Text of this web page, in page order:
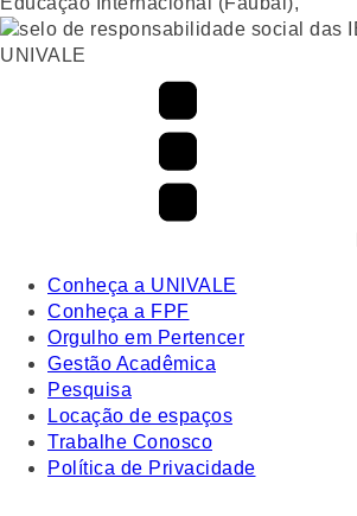
UNIVALE
Conheça a UNIVALE
Conheça a FPF
Orgulho em Pertencer
Gestão Acadêmica
Pesquisa
Locação de espaços
Trabalhe Conosco
Política de Privacidade